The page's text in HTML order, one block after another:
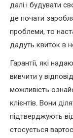
далі і будувати
де почати
проблеми, то
дадуть квиток в
Гарантії, які
вивчити у
можливість
клієнтів. Вони
підтверджують
стосується